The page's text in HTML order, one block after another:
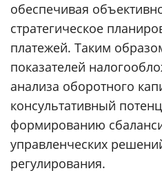
обеспечивая
стратегическое
платежей. Таким
показателей
анализа оборотного
консультативный
формированию
управленческих
регулирования.